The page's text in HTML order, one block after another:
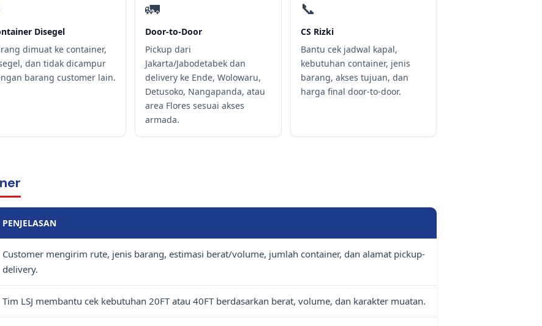
Disegel
dimuat ke container,
dan tidak dicampur
barang customer lain.
🚛
Door-to-Door
Pickup dari
Jakarta/Jabodetabek dan
delivery ke Ende, Wolowaru,
Detusoko, Nangapanda, atau
area Flores sesuai akses
armada.
📞
CS Rizki
Bantu cek jadwal kapal,
kebutuhan container, jenis
barang, akses tujuan, dan
harga final door-to-door.
PENJELASAN
Customer mengirim rute, jenis barang, estimasi berat/volume, jumlah container, dan alamat pickup-
delivery.
Tim LSJ membantu cek kebutuhan 20FT atau 40FT berdasarkan berat, volume, dan karakter muatan.